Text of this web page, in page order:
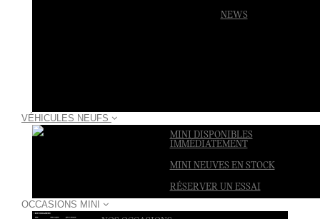
NEWS
VÉHICULES NEUFS
MINI DISPONIBLES
IMMÉDIATEMENT
MINI NEUVES EN STOCK
RÉSERVER UN ESSAI
OCCASIONS MINI